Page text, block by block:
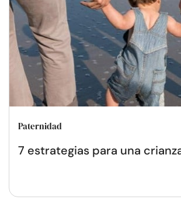
Paternidad
7 estrategias para una